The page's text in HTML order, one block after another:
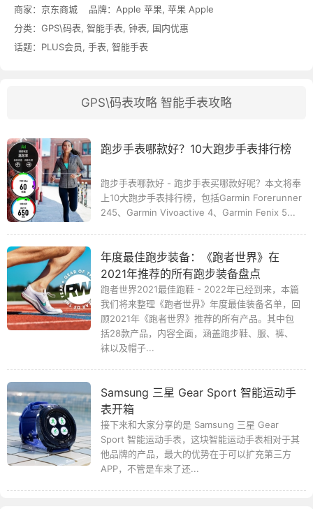
商家： 京东商城 品牌： Apple 苹果, 苹果 Apple
分类： GPS\码表, 智能手表, 钟表, 国内优惠
话题： PLUS会员, 手表, 智能手表
GPS\码表攻略 智能手表攻略
跑步手表哪款好？10大跑步手表排行榜
跑步手表哪款好 - 跑步手表买哪款好呢？本文将奉
上10大跑步手表排行榜，包括Garmin Forerunner
245、Garmin Vivoactive 4、Garmin Fenix 5...
年度最佳跑步装备：《跑者世界》在
2021年推荐的所有跑步装备盘点
跑者世界2021最佳跑鞋 - 2022年已经到来，本篇
我们将来整理《跑者世界》年度最佳装备名单，回
顾2021年《跑者世界》推荐的所有产品。其中包
括28款产品，内容全面，涵盖跑步鞋、服、裤、
袜以及帽子...
Samsung 三星 Gear Sport 智能运动手
表开箱
接下来和大家分享的是 Samsung 三星 Gear
Sport 智能运动手表，这块智能运动手表相对于其
他品牌的产品，最大的优势在于可以扩充第三方
APP，不管是车来了还...